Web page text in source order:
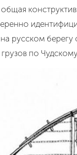
русском
по